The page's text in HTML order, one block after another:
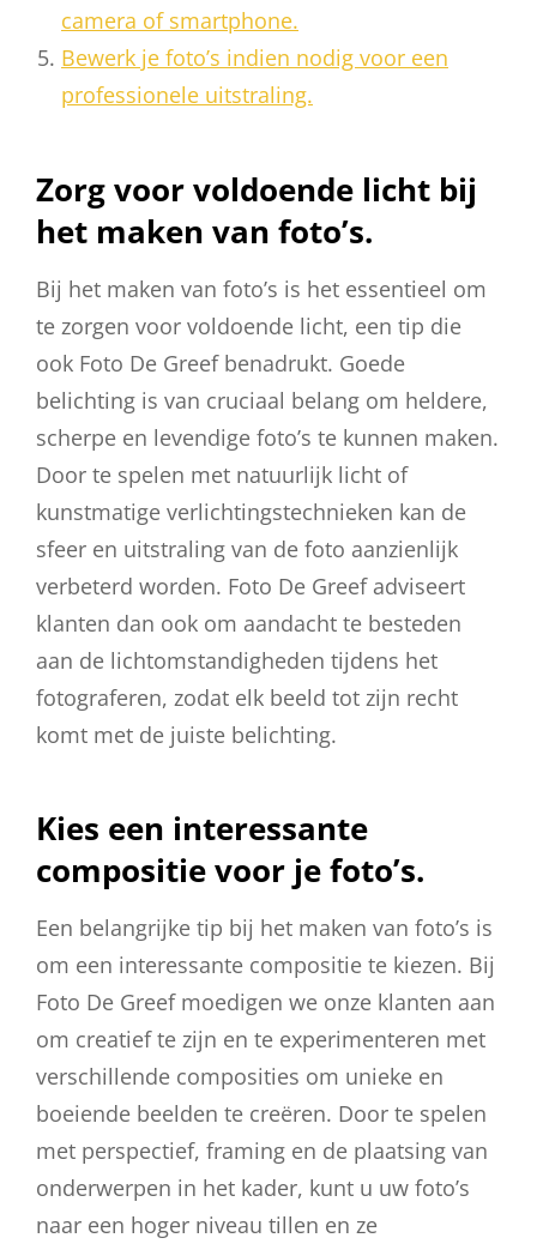
camera of smartphone.
Bewerk je foto’s indien nodig voor een
professionele uitstraling.
Zorg voor voldoende licht bij
het maken van foto’s.
Bij het maken van foto’s is het essentieel om
te zorgen voor voldoende licht, een tip die
ook Foto De Greef benadrukt. Goede
belichting is van cruciaal belang om heldere,
scherpe en levendige foto’s te kunnen maken.
Door te spelen met natuurlijk licht of
kunstmatige verlichtingstechnieken kan de
sfeer en uitstraling van de foto aanzienlijk
verbeterd worden. Foto De Greef adviseert
klanten dan ook om aandacht te besteden
aan de lichtomstandigheden tijdens het
fotograferen, zodat elk beeld tot zijn recht
komt met de juiste belichting.
Kies een interessante
compositie voor je foto’s.
Een belangrijke tip bij het maken van foto’s is
om een interessante compositie te kiezen. Bij
Foto De Greef moedigen we onze klanten aan
om creatief te zijn en te experimenteren met
verschillende composities om unieke en
boeiende beelden te creëren. Door te spelen
met perspectief, framing en de plaatsing van
onderwerpen in het kader, kunt u uw foto’s
naar een hoger niveau tillen en ze